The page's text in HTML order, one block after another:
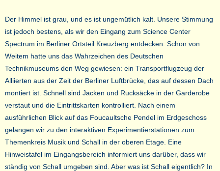
Der Himmel ist grau, und es ist ungemütlich kalt. Unsere Stimmung
ist jedoch bestens, als wir den Eingang zum Science Center
Spectrum im Berliner Ortsteil Kreuzberg entdecken. Schon von
Weitem hatte uns das Wahrzeichen des Deutschen
Technikmuseums den Weg gewiesen: ein Transportflugzeug der
Alliierten aus der Zeit der Berliner Luftbrücke, das auf dessen Dach
montiert ist. Schnell sind Jacken und Rucksäcke in der Garderobe
verstaut und die Eintrittskarten kontrolliert. Nach einem
ausführlichen Blick auf das Foucaultsche Pendel im Erdgeschoss
gelangen wir zu den interaktiven Experimentierstationen zum
Themenkreis Musik und Schall in der oberen Etage. Eine
Hinweistafel im Eingangsbereich informiert uns darüber, dass wir
ständig von Schall umgeben sind. Aber was ist Schall eigentlich? In